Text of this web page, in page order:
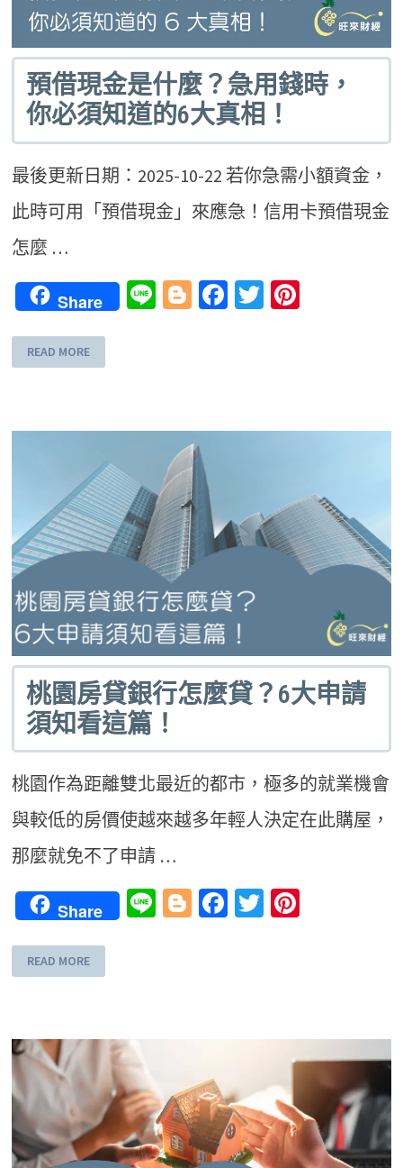
預借現金是什麼？急用錢時，
你必須知道的6大真相！
最後更新日期：2025-10-22 若你急需小額資金，
此時可用「預借現金」來應急！信用卡預借現金
怎麼 …
Share LineBlogger
Facebook
Twitter
READ MORE
桃園房貸銀行怎麼貸？6大申請
須知看這篇！
桃園作為距離雙北最近的都市，極多的就業機會
與較低的房價使越來越多年輕人決定在此購屋，
那麼就免不了申請 …
Share LineBlogger
Facebook
Twitter
READ MORE